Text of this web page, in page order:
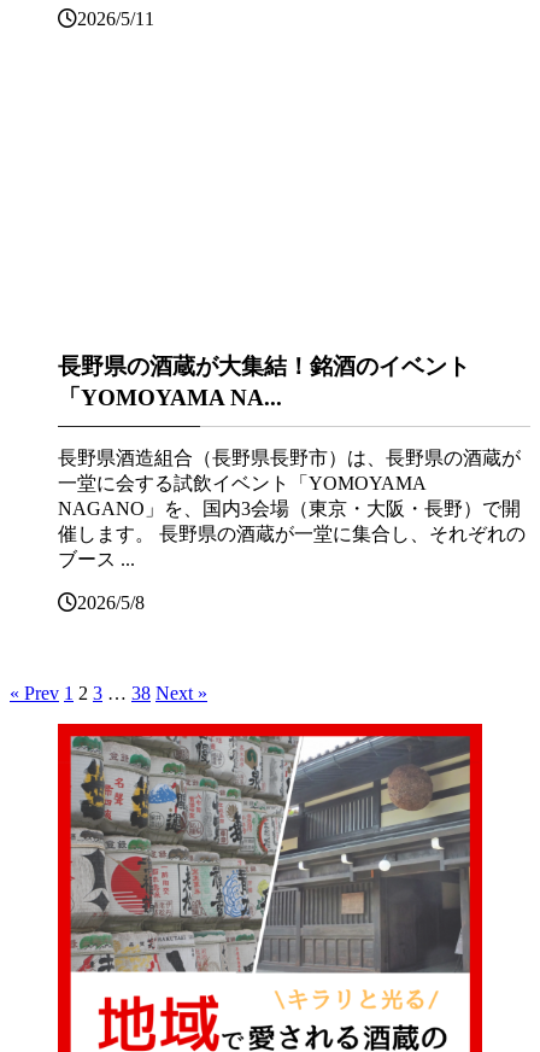
2026/5/11
長野県の酒蔵が大集結！銘酒のイベント
「YOMOYAMA NA...
長野県酒造組合（長野県長野市）は、長野県の酒蔵が
一堂に会する試飲イベント「YOMOYAMA
NAGANO」を、国内3会場（東京・大阪・長野）で開
催します。 長野県の酒蔵が一堂に集合し、それぞれの
ブース ...
2026/5/8
« Prev 1 2 3 … 38 Next »